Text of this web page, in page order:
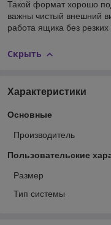
Такой формат хорошо
важны чистый внешний
работа ящика без
Скрыть
Характеристики
Основные
Производитель
Пользовательские
Размер
Тип системы